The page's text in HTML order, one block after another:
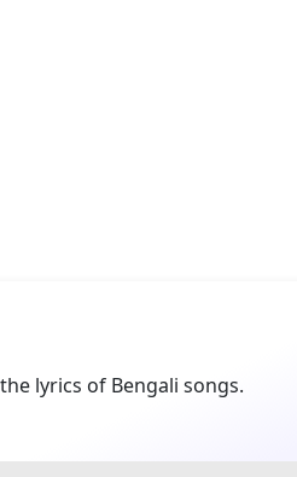
lyrics of Bengali songs.